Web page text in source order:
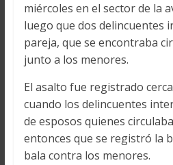
miércoles en el sector de la
luego que dos delincuentes
pareja, que se encontraba
junto a los menores.
El asalto fue registrado
cuando los delincuentes
de esposos quienes
entonces que se registró la
bala contra los menores.